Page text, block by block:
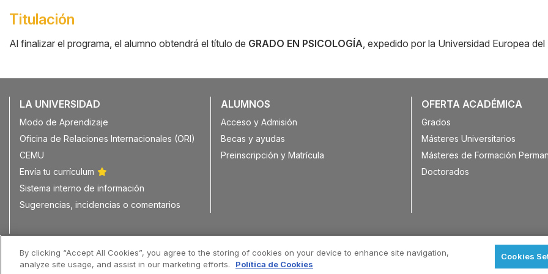
Titulación
Al finalizar el programa, el alumno obtendrá el título de GRADO EN PSICOLOGÍA , expedido por la Universidad Europea
LA UNIVERSIDAD
Modo de Aprendizaje
Oficina de Relaciones Internacionales (ORI)
CEMU
Envía tu currículum
Sistema interno de información
Sugerencias, incidencias o comentarios
ALUMNOS
Acceso y Admisión
Becas y ayudas
Preinscripción y Matrícula
OFERTA ACADÉMICA
Grados
Másteres Universitarios
Másteres de Formación
Doctorados
By clicking “Accept All Cookies”, you agree to the storing of cookies on your device to enhance site navigation,
analyze site usage, and assist in our marketing efforts.
Política de Cookies
Cookies